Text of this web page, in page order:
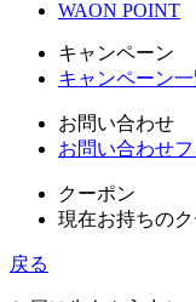
WAON POINT
キャンペーン
キャンペーン
お問い合わせ
お問い合わせ
クーポン
現在お持ちのク
戻る